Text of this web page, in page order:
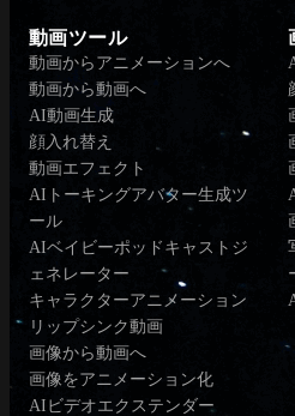
動画ツール
動画からアニメーションへ
動画から動画へ
AI動画生成
顔入れ替え
動画エフェクト
AIトーキングアバター生成ツ
ール
AIベイビーポッドキャストジ
ェネレーター
キャラクターアニメーション
リップシンク動画
画像から動画へ
画像をアニメーション化
AIビデオエクステンダー